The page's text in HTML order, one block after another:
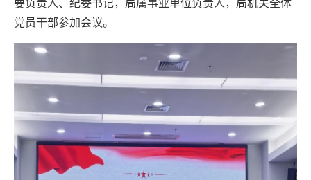
要负责人、纪委书记，局属事业单位负责人，局机关全体
党员干部参加会议。